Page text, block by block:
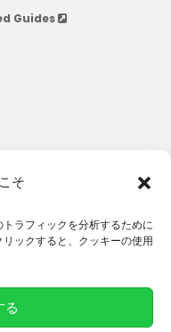
そ
ラフィックを分析するために
ックすると、クッキーの使用
る
Guides
せ